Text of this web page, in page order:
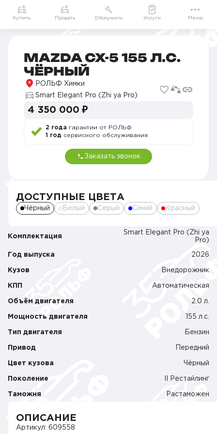
+7 (495) 785-19-93
MAZDA CX-5 155 Л.С.
ЧЁРНЫЙ
РОЛЬФ Химки
Smart Elegant Pro (Zhi ya Pro)
4 350 000 ₽
2 года гарантии от РОЛЬФ
1 год сервисного обслуживания
Заказать звонок
ДОСТУПНЫЕ ЦВЕТА
Чёрный Белый Серый Синий Красный
Комплектация
Smart Elegant Pro (Zhi ya
Pro)
Год выпуска 2026
Кузов Внедорожник
КПП Автоматическая
Объём двигателя 2.0 л.
Мощность двигателя 155 л.c.
Тип двигателя Бензин
Привод Передний
Цвет кузова Чёрный
Поколение II Рестайлинг
Таможня Растаможен
ОПИСАНИЕ
Артикул: 609558
Купить Продать Обслужить Услуги Меню